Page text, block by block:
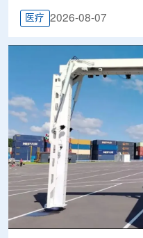
医疗 2026-08-07